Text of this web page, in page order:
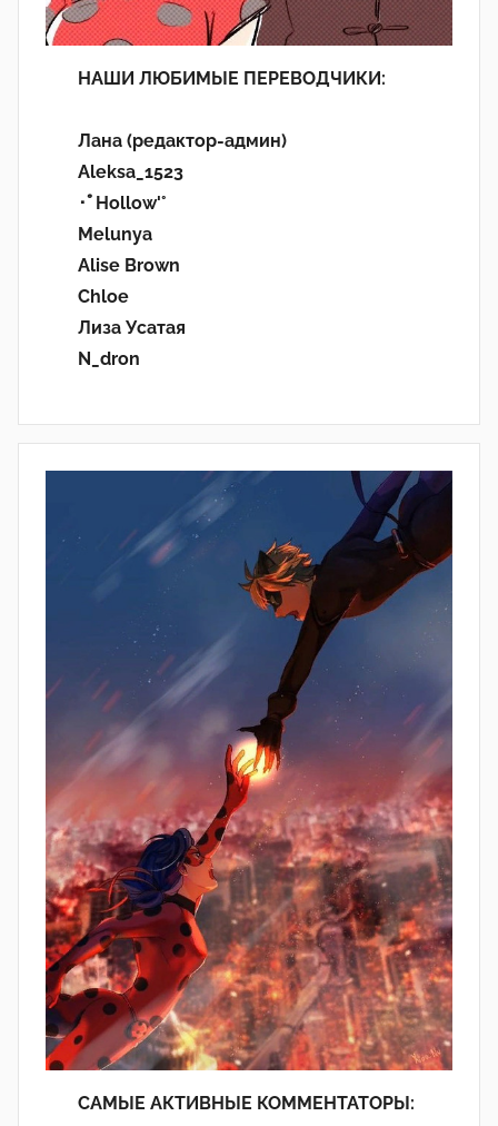
НАШИ ЛЮБИМЫЕ ПЕРЕВОДЧИКИ:
Лана (редактор-админ)
Aleksa_1523
･ﾟHollow'°
Melunya
Alise Brown
Chloe
Лиза Усатая
N_dron
САМЫЕ АКТИВНЫЕ КОММЕНТАТОРЫ: